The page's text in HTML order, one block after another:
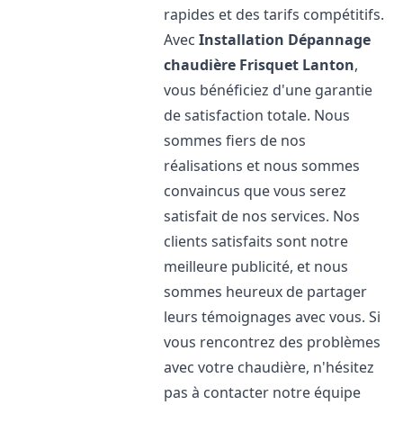
rapides et des tarifs compétitifs.
AvecInstallation Dépannage
chaudière Frisquet Lanton,
vous bénéficiez d'une garantie
de satisfaction totale. Nous
sommes fiers de nos
réalisations et nous sommes
convaincus que vous serez
satisfait de nos services. Nos
clients satisfaits sont notre
meilleure publicité, et nous
sommes heureux de partager
leurs témoignages avec vous. Si
vous rencontrez des problèmes
avec votre chaudière, n'hésitez
pas à contacter notre équipe